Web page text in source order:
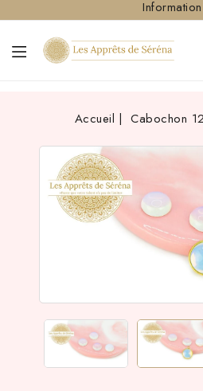
Information
Accueil Cabochon